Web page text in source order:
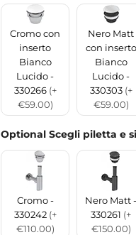
Cromo con
inserto
Bianco
Lucido -
330266 (+
€59.00)
Nero Matt
con inserto
Bianco
Lucido -
330303 (+
€59.00)
Optional Scegli piletta e
Cromo -
330242 (+
€110.00)
Nero Matt -
330261 (+
€150.00)